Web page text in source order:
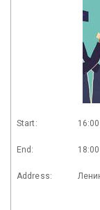
Start:
End:
Address: